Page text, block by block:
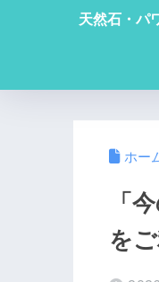
天然石・パ
ホー
「
を